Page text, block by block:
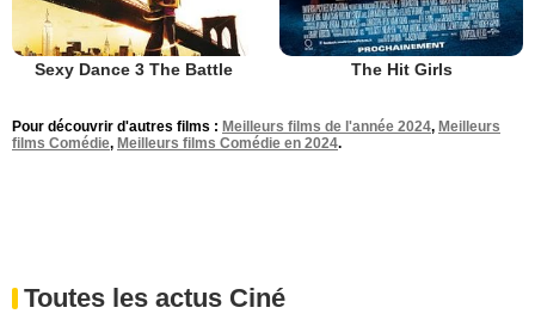
Sexy Dance 3 The Battle The Hit Girls
Pour découvrir d'autres films : Meilleurs films de l'année 2024, Meilleurs
films Comédie, Meilleurs films Comédie en 2024.
Toutes les actus Ciné